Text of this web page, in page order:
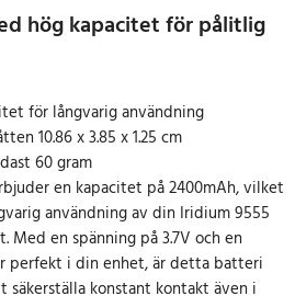
hög kapacitet för pålitlig
för långvarig användning
10.86 x 3.85 x 1.25 cm
60 gram
en kapacitet på 2400mAh, vilket
användning av din Iridium 9555
en spänning på 3.7V och en
perfekt i din enhet, är detta batteri
säkerställa konstant kontakt även i